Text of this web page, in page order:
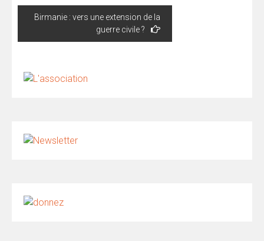
Birmanie : vers une extension de la
guerre civile ?